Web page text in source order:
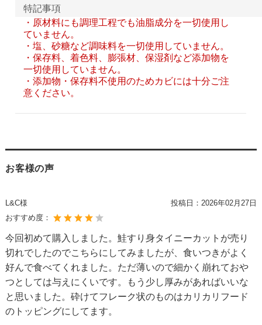
特記事項
・原材料にも調理工程でも油脂成分を一切使用し
ていません。
・塩、砂糖など調味料を一切使用していません。
・保存料、着色料、膨張材、保湿剤など添加物を
一切使用していません。
・添加物・保存料不使用のためカビには十分ご注
意ください。
お客様の声
L&C様 投稿日： 2026年02月27日
おすすめ度：
今回初めて購入しました。鮭すり身タイニーカットが売り
切れでしたのでこちらにしてみましたが、食いつきがよく
好んで食べてくれました。ただ薄いので細かく崩れておや
つとしては与えにくいです。もう少し厚みがあればいいな
と思いました。砕けてフレーク状のものはカリカリフード
のトッピングにしてます。